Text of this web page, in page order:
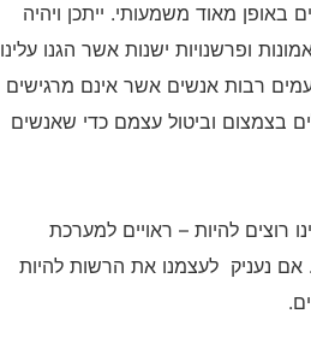
מאוד משמעותי. ייתכן ויהיה
ופרשנויות ישנות אשר הגנו עלינו
רבות אנשים אשר אינם מרגישים
בצמצום וביטול עצמם כדי שאנשים
רוצים להיות – ראויים למערכת
אם נעניק לעצמנו את הרשות להיות